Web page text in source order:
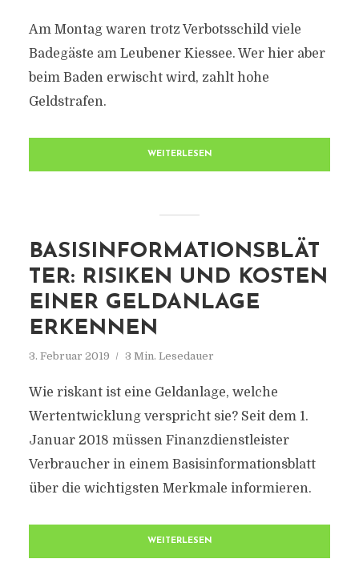
Am Montag waren trotz Verbotsschild viele
Badegäste am Leubener Kiessee. Wer hier aber
beim Baden erwischt wird, zahlt hohe
Geldstrafen.
WEITERLESEN
BASISINFORMATIONSBLÄT
TER: RISIKEN UND KOSTEN
EINER GELDANLAGE
ERKENNEN
3. Februar 2019 3 Min. Lesedauer
Wie riskant ist eine Geldanlage, welche
Wertentwicklung verspricht sie? Seit dem 1.
Januar 2018 müssen Finanzdienstleister
Verbraucher in einem Basisinformationsblatt
über die wichtigsten Merkmale informieren.
WEITERLESEN